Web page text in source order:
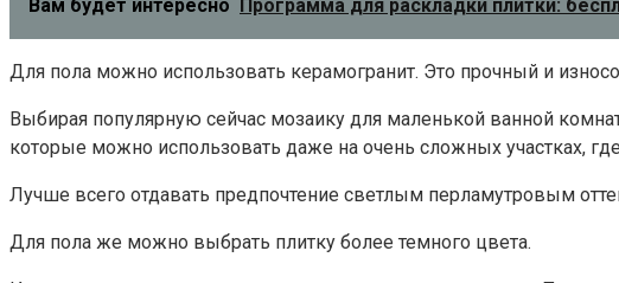
Вам будет интересно Программа для раскладки плитки:
Для пола можно использовать керамогранит. Это прочный и
Выбирая популярную сейчас мозаику для маленькой ванной
которые можно использовать даже на очень сложных участках,
Лучше всего отдавать предпочтение светлым перламутровым
Для пола же можно выбрать плитку более темного цвета.